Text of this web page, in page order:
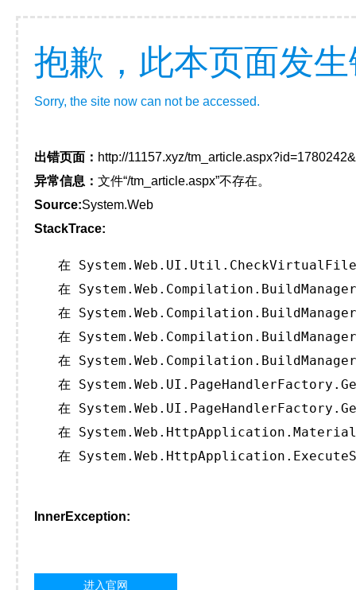
抱歉，此本页面发
Sorry, the site now can not be accessed.
出错页面： http://11157.xyz/
异常信息： 文件“/tm_article.aspx”不存在。
Source:System.Web
StackTrace:
在
在
在
在
在
在
在
在
在
InnerException:
进入官网